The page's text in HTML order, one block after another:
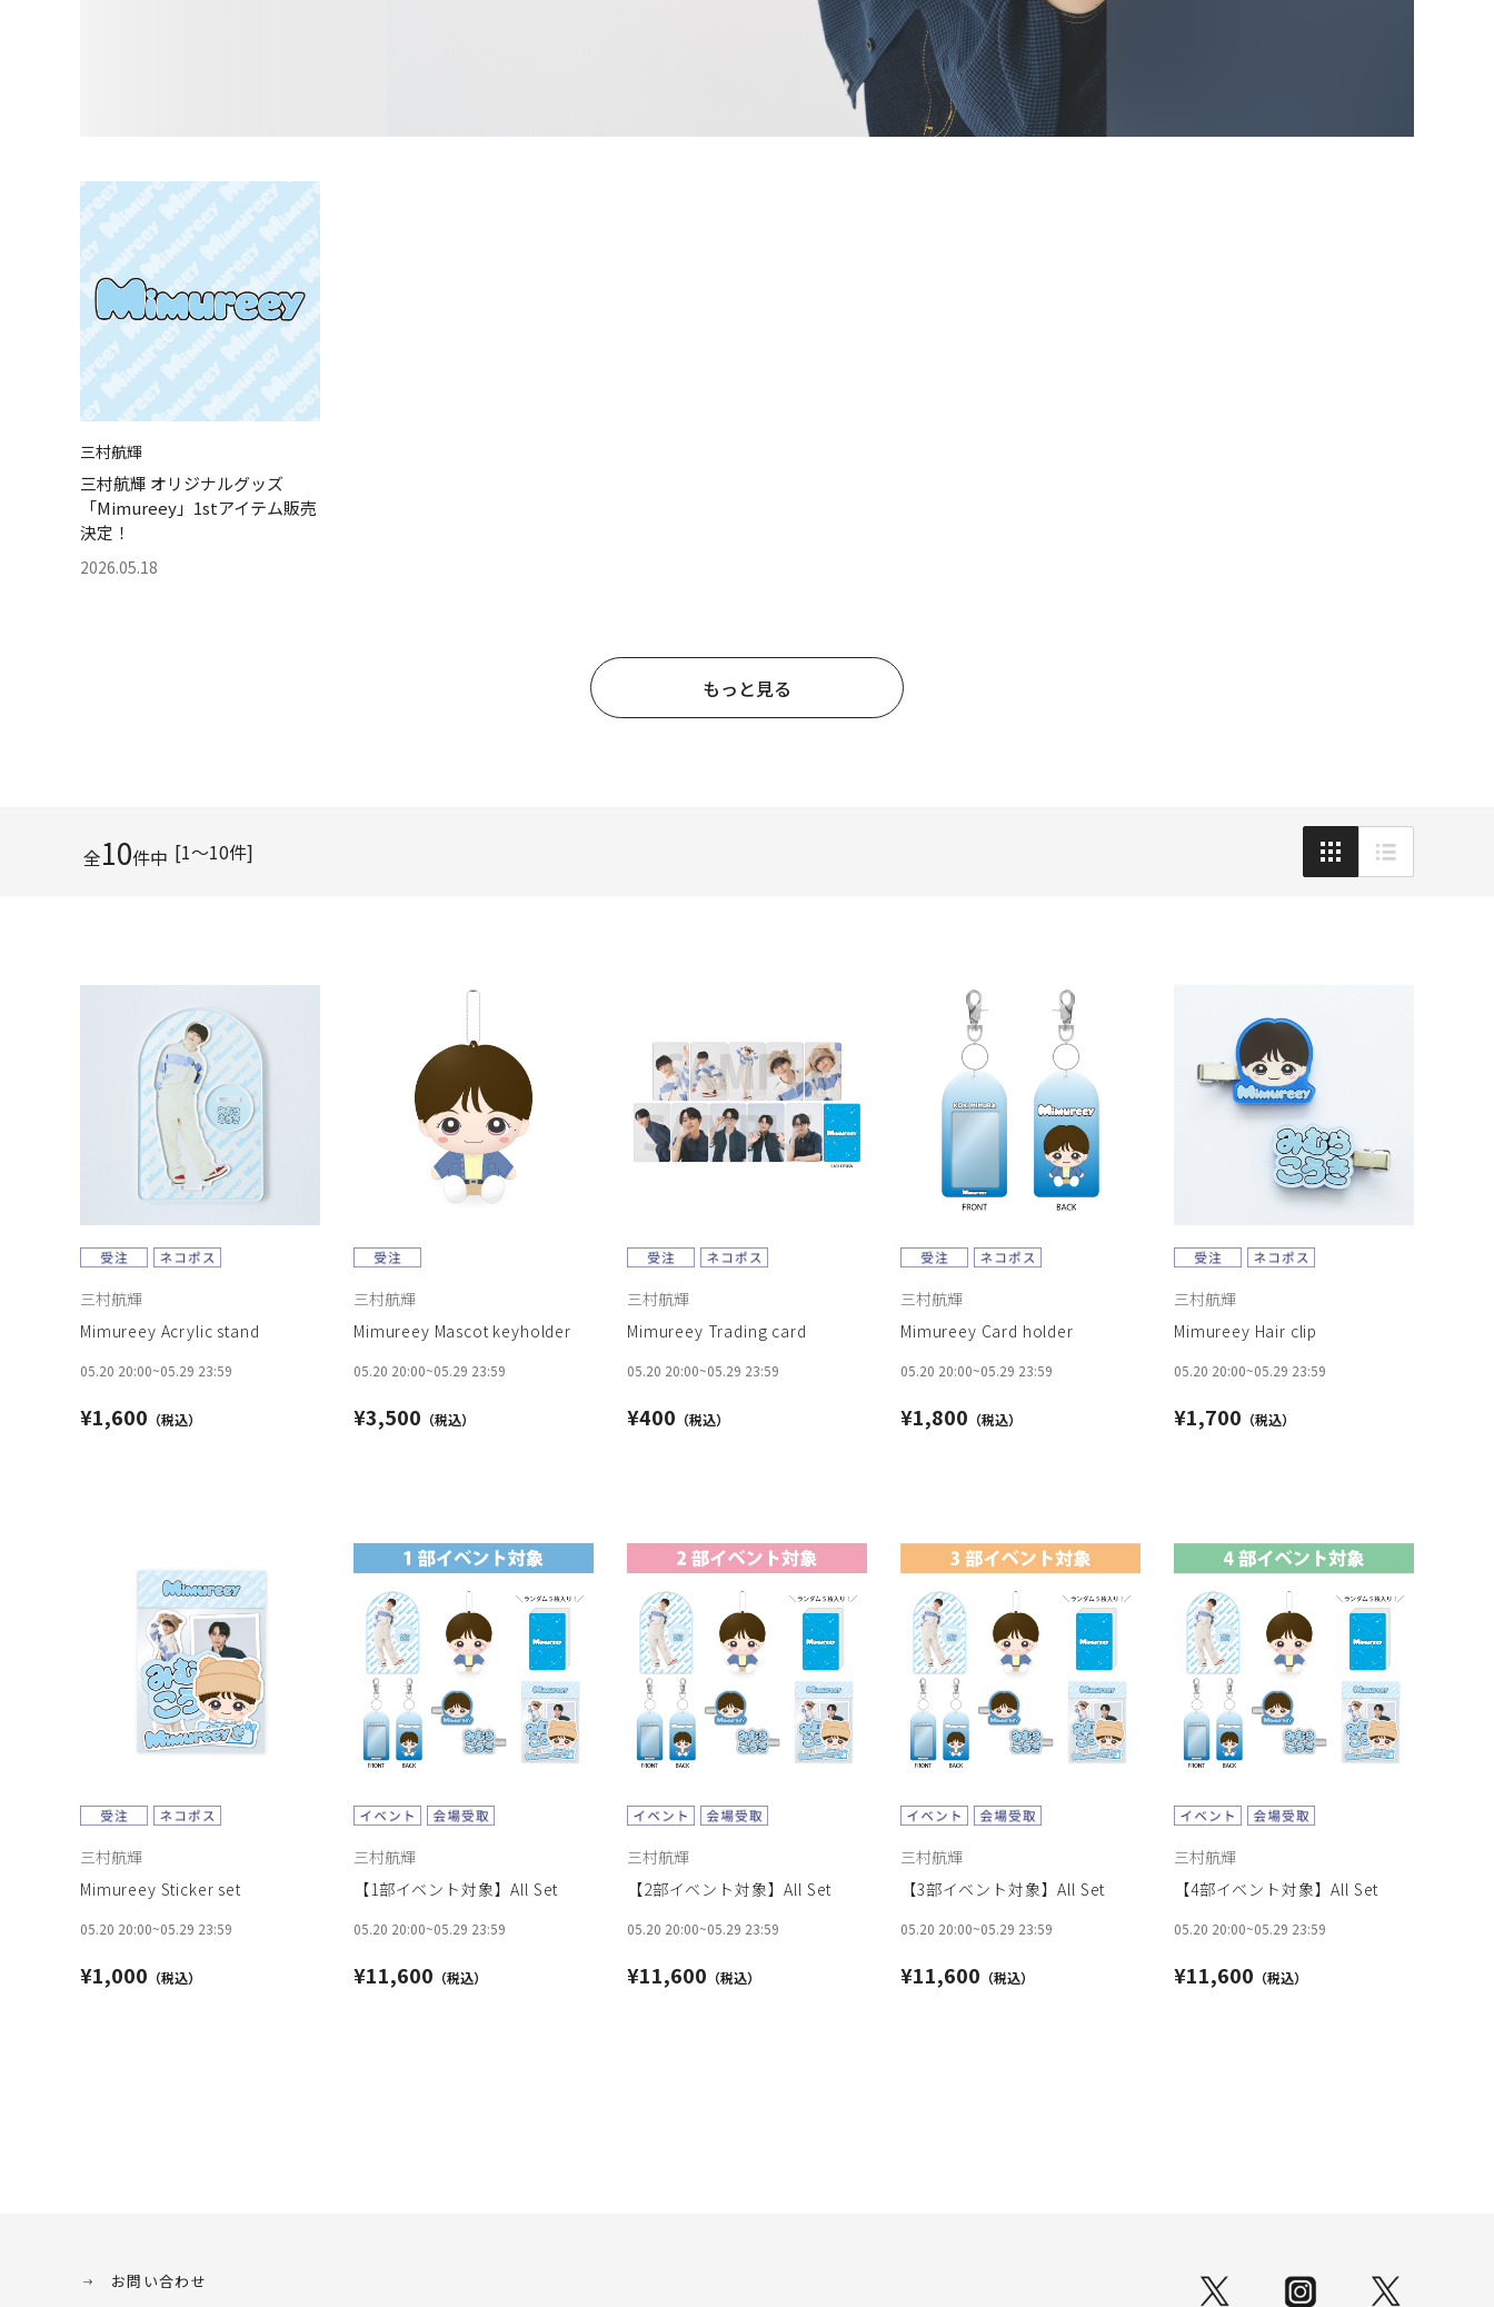
三村航輝
三村航輝 オリジナルグッズ
「Mimureey」1stアイテム販売
決定！
2026.05.18
もっと見る
全10件中 [1～10件]
三村航輝
Mimureey Acrylic stand
05.20 20:00~05.29 23:59
¥1,600
三村航輝
Mimureey Mascot keyholder
05.20 20:00~05.29 23:59
¥3,500
三村航輝
Mimureey Trading card
05.20 20:00~05.29 23:59
¥400
三村航輝
Mimureey Card holder
05.20 20:00~05.29 23:59
¥1,800
三村航輝
Mimureey Hair clip
05.20 20:00~05.29 23:59
¥1,700
三村航輝
Mimureey Sticker set
05.20 20:00~05.29 23:59
¥1,000
三村航輝
【1部イベント対象】All Set
05.20 20:00~05.29 23:59
¥11,600
三村航輝
【2部イベント対象】All Set
05.20 20:00~05.29 23:59
¥11,600
三村航輝
【3部イベント対象】All Set
05.20 20:00~05.29 23:59
¥11,600
三村航輝
【4部イベント対象】All Set
05.20 20:00~05.29 23:59
¥11,600
お問い合わせ